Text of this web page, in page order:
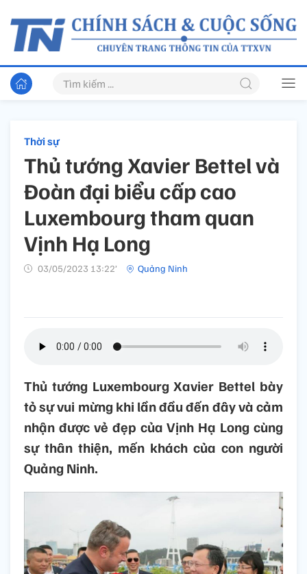
Thời sự
Thủ tướng Xavier Bettel và
Đoàn đại biểu cấp cao
Luxembourg tham quan
Vịnh Hạ Long
03/05/2023 13:22’ Quảng Ninh
Thủ tướng Luxembourg Xavier Bettel bày
tỏ sự vui mừng khi lần đầu đến đây và cảm
nhận được vẻ đẹp của Vịnh Hạ Long cùng
sự thân thiện, mến khách của con người
Quảng Ninh.